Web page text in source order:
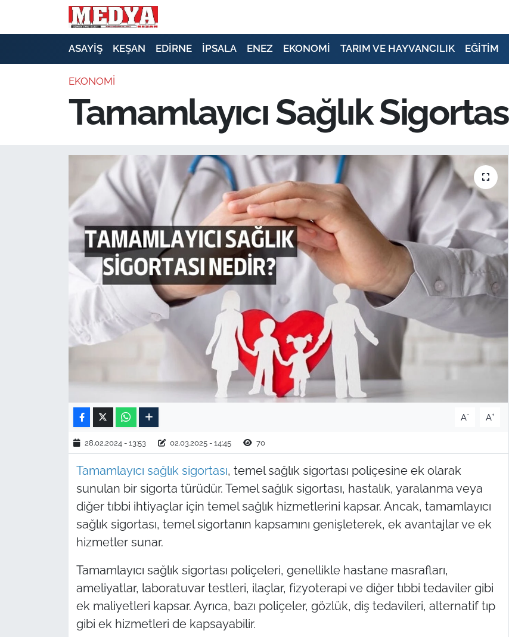
ASAYİŞ KEŞAN EDİRNE İPSALA ENEZ EKONOMİ TARIM VE HAYVANCILIK EĞİTİM
EKONOMİ
Tamamlayıcı Sağlık
A- A+
28.02.2024 - 13:53 02.03.2025 - 14:45 70
Tamamlayıcı sağlık sigortası, temel sağlık sigortası poliçesine ek olarak
sunulan bir sigorta türüdür. Temel sağlık sigortası, hastalık, yaralanma veya
diğer tıbbi ihtiyaçlar için temel sağlık hizmetlerini kapsar. Ancak, tamamlayıcı
sağlık sigortası, temel sigortanın kapsamını genişleterek, ek avantajlar ve ek
hizmetler sunar.
Tamamlayıcı sağlık sigortası poliçeleri, genellikle hastane masrafları,
ameliyatlar, laboratuvar testleri, ilaçlar, fizyoterapi ve diğer tıbbi tedaviler gibi
ek maliyetleri kapsar. Ayrıca, bazı poliçeler, gözlük, diş tedavileri, alternatif tıp
gibi ek hizmetleri de kapsayabilir.
E-GAZETE
EKONOMİ
EĞİTİM
TARIM VE HAYVANCILIK
KÜLTÜR SANAT
RESMİ İLAN
TEKİRDAĞ
KIRKLARELİ
ÇANAKKALE
TÜRKİYE